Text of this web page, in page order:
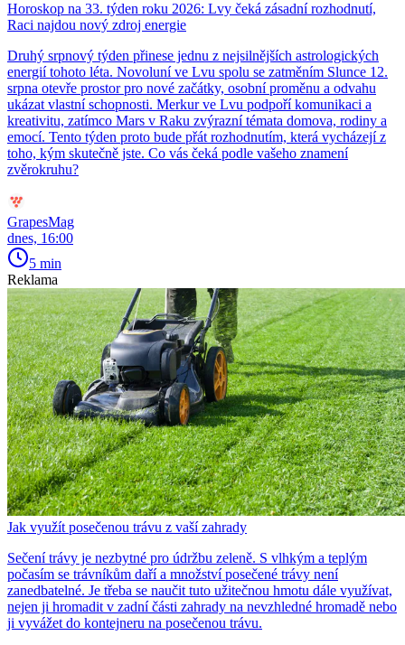
Horoskop na 33. týden roku 2026: Lvy čeká zásadní rozhodnutí,
Raci najdou nový zdroj energie
Druhý srpnový týden přinese jednu z nejsilnějších astrologických
energií tohoto léta. Novoluní ve Lvu spolu se zatměním Slunce 12.
srpna otevře prostor pro nové začátky, osobní proměnu a odvahu
ukázat vlastní schopnosti. Merkur ve Lvu podpoří komunikaci a
kreativitu, zatímco Mars v Raku zvýrazní témata domova, rodiny a
emocí. Tento týden proto bude přát rozhodnutím, která vycházejí z
toho, kým skutečně jste. Co vás čeká podle vašeho znamení
zvěrokruhu?
GrapesMag
dnes, 16:00
5 min
Reklama
Jak využít posečenou trávu z vaší zahrady
Sečení trávy je nezbytné pro údržbu zeleně. S vlhkým a teplým
počasím se trávníkům daří a množství posečené trávy není
zanedbatelné. Je třeba se naučit tuto užitečnou hmotu dále využívat,
nejen ji hromadit v zadní části zahrady na nevzhledné hromadě nebo
ji vyvážet do kontejneru na posečenou trávu.